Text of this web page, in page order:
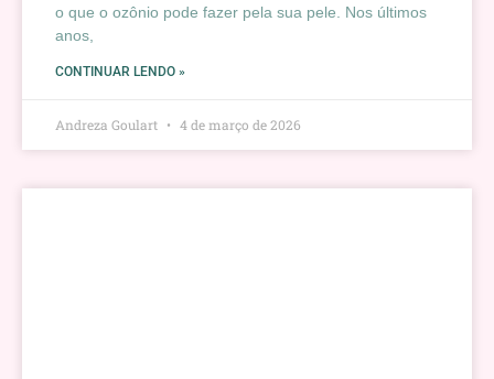
o que o ozônio pode fazer pela sua pele. Nos últimos
anos,
CONTINUAR LENDO »
Andreza Goulart 4 de março de 2026